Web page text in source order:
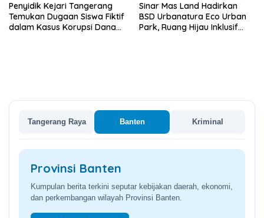
Penyidik Kejari Tangerang
Temukan Dugaan Siswa Fiktif
dalam Kasus Korupsi Dana
Sinar Mas Land Hadirkan
BSD Urbanatura Eco Urban
Park, Ruang Hijau Inklusif
Tangerang Raya Banten Kriminal
Provinsi Banten
Kumpulan berita terkini seputar kebijakan daerah, ekonomi,
dan perkembangan wilayah Provinsi Banten.